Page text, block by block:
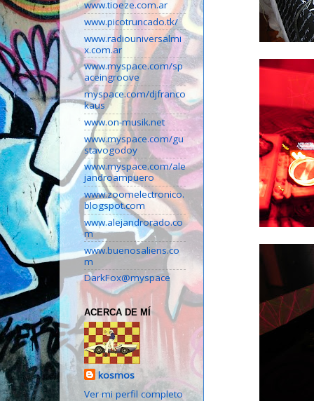
www.tioeze.com.ar
www.picotruncado.tk/
www.radiouniversalmi
x.com.ar
www.myspace.com/sp
aceingroove
myspace.com/djfranco
kaus
www.on-musik.net
www.myspace.com/gu
stavogodoy
www.myspace.com/ale
jandroampuero
www.zoomelectronico.
blogspot.com
www.alejandrorado.co
m
www.buenosaliens.co
m
DarkFox@myspace
ACERCA DE MÍ
kosmos
Ver mi perfil completo